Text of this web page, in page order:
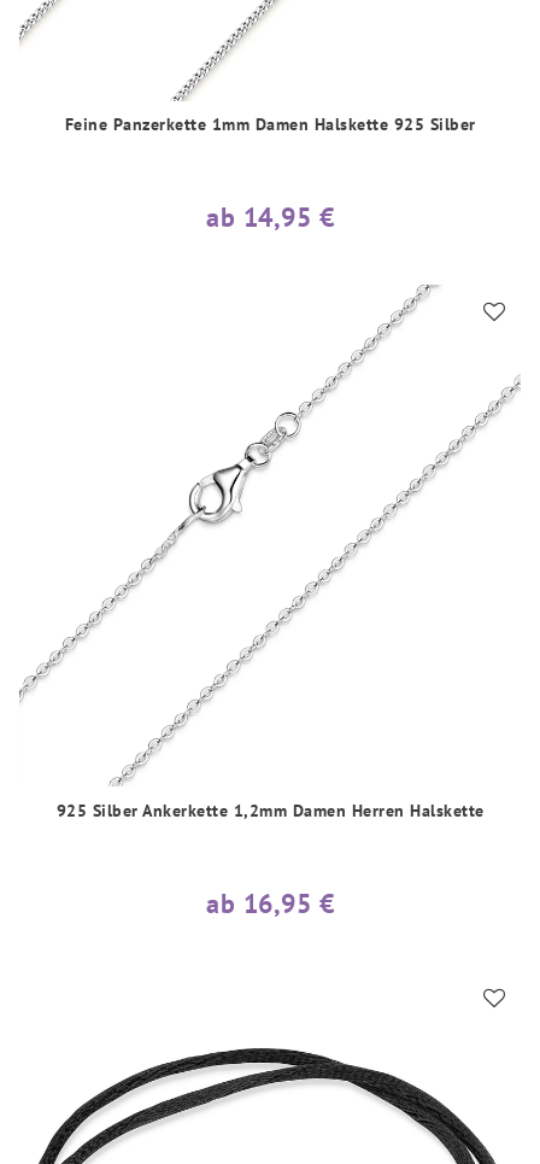
Feine Panzerkette 1mm Damen Halskette 925 Silber
ab 14,95 €
925 Silber Ankerkette 1,2mm Damen Herren Halskette
ab 16,95 €